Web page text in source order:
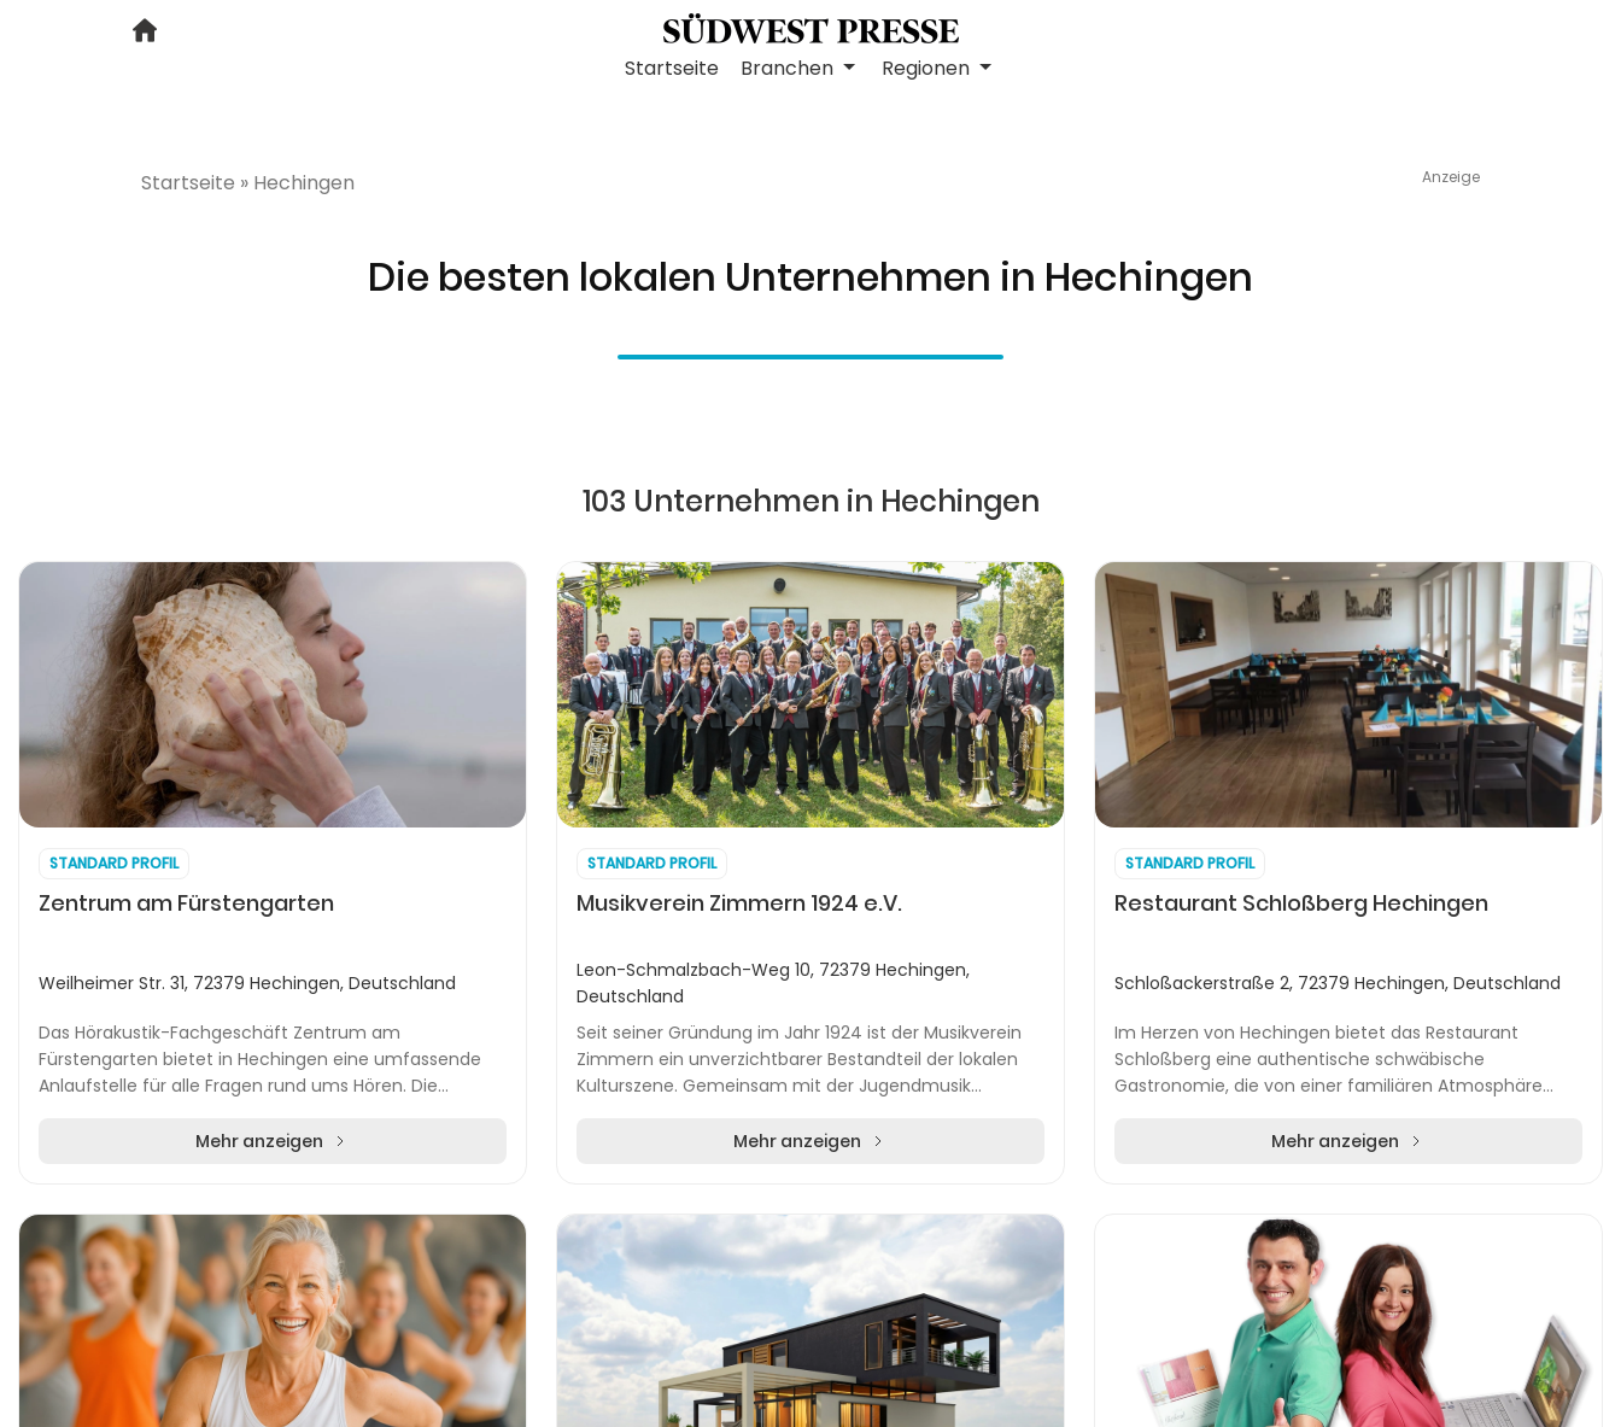
Startseite Branchen Regionen
Startseite » Hechingen Anzeige
Die besten lokalen Unternehmen in Hechingen
103 Unternehmen in Hechingen
STANDARD PROFIL
Zentrum am Fürstengarten
Weilheimer Str. 31, 72379 Hechingen, Deutschland
Das Hörakustik-Fachgeschäft Zentrum am
Fürstengarten bietet in Hechingen eine umfassende
Anlaufstelle für alle Fragen rund ums Hören. Die
ehemaligen Kreiskrank...Mehr anzeigen
STANDARD PROFIL
Musikverein Zimmern 1924 e.V.
Leon-Schmalzbach-Weg 10, 72379 Hechingen,
Deutschland
Seit seiner Gründung im Jahr 1924 ist der Musikverein
Zimmern ein unverzichtbarer Bestandteil der lokalen
Kulturszene. Gemeinsam mit der Jugendmusik
Mehr anzeigen
STANDARD PROFIL
Restaurant Schloßberg Hechingen
Schloßackerstraße 2, 72379 Hechingen, Deutschland
Im Herzen von Hechingen bietet das Restaurant
Schloßberg eine authentische schwäbische
Gastronomie, die von einer familiären Atmosphäre
Mehr anzeigen